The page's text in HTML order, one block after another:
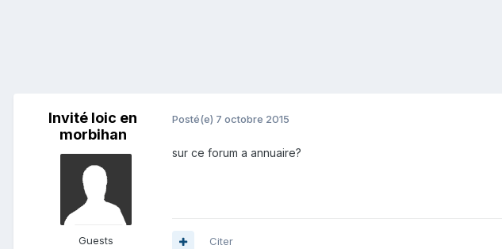
Invité loic en
morbihan
Guests
Posté(e) 7 octobre 2015
sur ce forum a annuaire?
Citer